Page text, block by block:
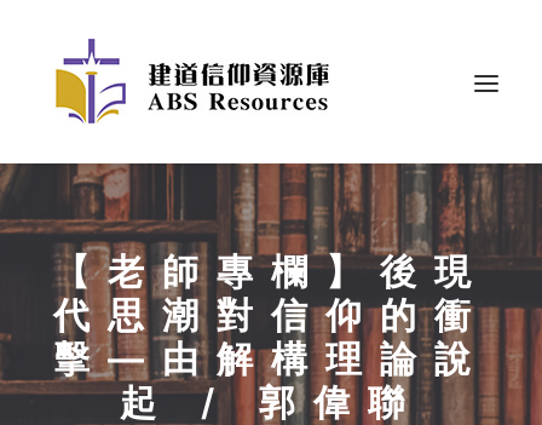
【老師專欄】後現
代思潮對信仰的衝
擊—由解構理論說
起 / 郭偉聯